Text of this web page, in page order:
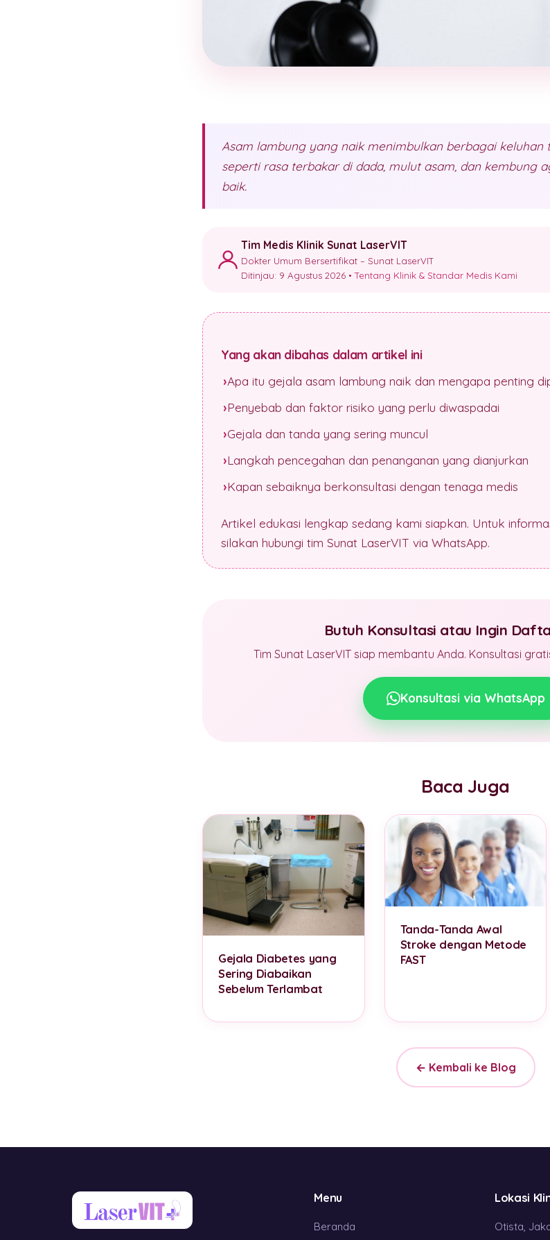
Asam lambung yang naik menimbulkan berbagai keluhan
seperti rasa terbakar di dada, mulut asam, dan kembung
baik.
Tim Medis Klinik Sunat LaserVIT
Dokter Umum Bersertifikat – Sunat LaserVIT
Ditinjau: 9 Agustus 2026 •Tentang Klinik & Standar Medis Kami
Yang akan dibahas dalam artikel ini
Apa itu gejala asam lambung naik dan mengapa penting
Penyebab dan faktor risiko yang perlu diwaspadai
Gejala dan tanda yang sering muncul
Langkah pencegahan dan penanganan yang dianjurkan
Kapan sebaiknya berkonsultasi dengan tenaga medis
Artikel edukasi lengkap sedang kami siapkan. Untuk
silakan hubungi tim Sunat LaserVIT via WhatsApp.
Butuh Konsultasi atau Ingin
Tim Sunat LaserVIT siap membantu Anda. Konsultasi
Konsultasi via WhatsApp
Baca Juga
Gejala Diabetes yang
Sering Diabaikan
Sebelum Terlambat
Tanda-Tanda Awal
Stroke dengan Metode
FAST
← Kembali ke Blog
Menu
Beranda
Lokasi
Otista,